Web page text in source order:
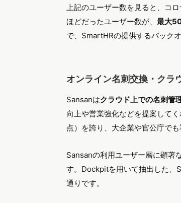
上記のユーザー数を見ると、コ
ほどだったユーザー数が、 最大
で、SmartHRの提供するバック
オンライン名刺交換・クラ
Sansanはクラウド上での名刺管
向上や営業強化などを提案して
点）を誇り、大企業や官公庁で
Sansanの利用ユーザー層に顕著
す。Dockpitを用いて抽出した、
通りです。